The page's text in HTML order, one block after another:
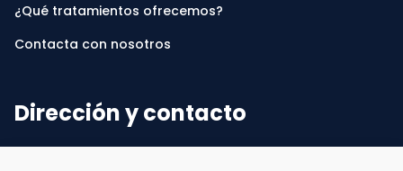
¿Qué tratamientos ofrecemos?
Contacta con nosotros
Dirección y contacto